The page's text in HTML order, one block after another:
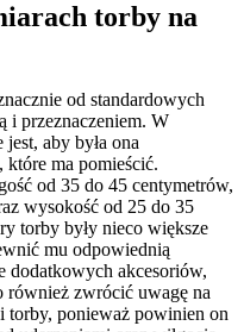
torby na
od standardowych
i przeznaczeniem. W
aby była ona
które ma pomieścić.
od 35 do 45 centymetrów,
wysokość od 25 do 35
torby były nieco większe
mu odpowiednią
dodatkowych akcesoriów,
również zwrócić uwagę na
torby, ponieważ powinien on